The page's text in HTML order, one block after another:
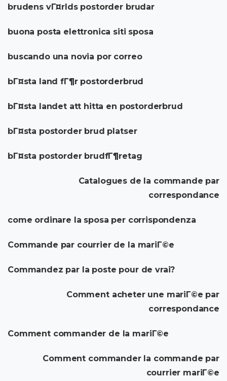
brudens vГ¤rlds postorder brudar
buona posta elettronica siti sposa
buscando una novia por correo
bГ¤sta land fГ¶r postorderbrud
bГ¤sta landet att hitta en postorderbrud
bГ¤sta postorder brud platser
bГ¤sta postorder brudfГ¶retag
Catalogues de la commande par
correspondance
come ordinare la sposa per corrispondenza
Commande par courrier de la mariГ©e
Commandez par la poste pour de vrai?
Comment acheter une mariГ©e par
correspondance
Comment commander de la mariГ©e
Comment commander la commande par
courrier mariГ©e